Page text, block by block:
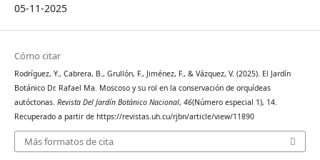
05-11-2025
Cómo citar
Rodríguez, Y., Cabrera, B., Grullón, F., Jiménez, F., & Vázquez, V. (2025). El Jardín
Botánico Dr. Rafael Ma. Moscoso y su rol en la conservación de orquídeas
autóctonas. Revista Del Jardín Botánico Nacional, 46(Número especial 1), 14.
Recuperado a partir de https://revistas.uh.cu/rjbn/article/view/11890
Más formatos de cita